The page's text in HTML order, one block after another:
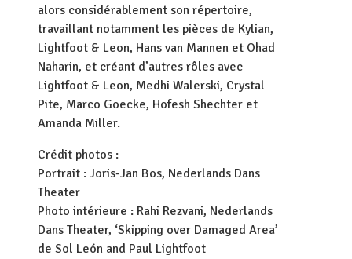
alors considérablement son répertoire,
travaillant notamment les pièces de Kylian,
Lightfoot & Leon, Hans van Mannen et Ohad
Naharin, et créant d’autres rôles avec
Lightfoot & Leon, Medhi Walerski, Crystal
Pite, Marco Goecke, Hofesh Shechter et
Amanda Miller.
Crédit photos :
Portrait : Joris-Jan Bos, Nederlands Dans
Theater
Photo intérieure : Rahi Rezvani, Nederlands
Dans Theater, ‘Skipping over Damaged Area’
de Sol León and Paul Lightfoot